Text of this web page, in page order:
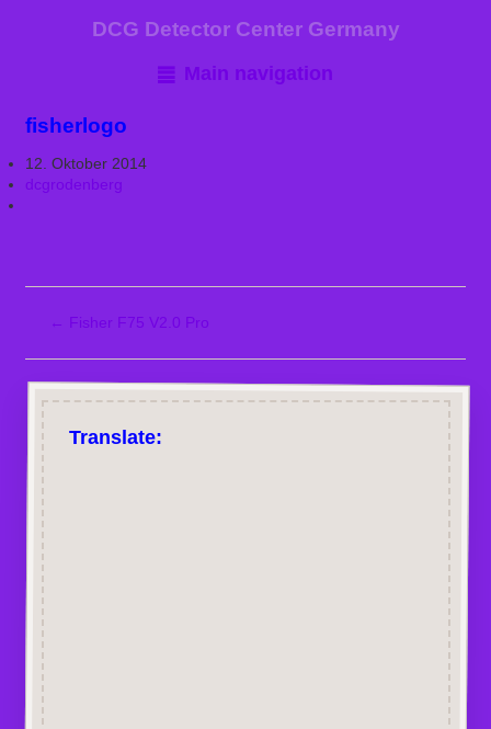
DCG Detector Center Germany
Main navigation
fisherlogo
12. Oktober 2014
dcgrodenberg
← Fisher F75 V2.0 Pro
Translate: